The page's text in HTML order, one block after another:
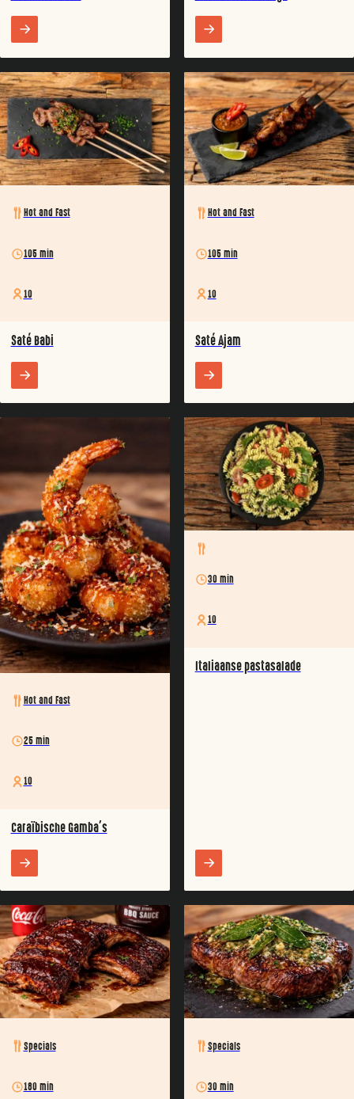
Hot and Fast
105 min
10
Saté Babi
Hot and Fast
105 min
10
Saté Ajam
Hot and Fast
25 min
10
Caraïbische Gamba’s
30 min
10
Italiaanse pastasalade
Specials
180 min
Specials
30 min